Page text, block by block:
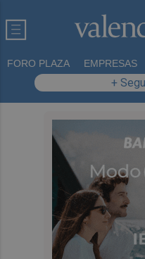
FORO PLAZA EMPRESAS
+